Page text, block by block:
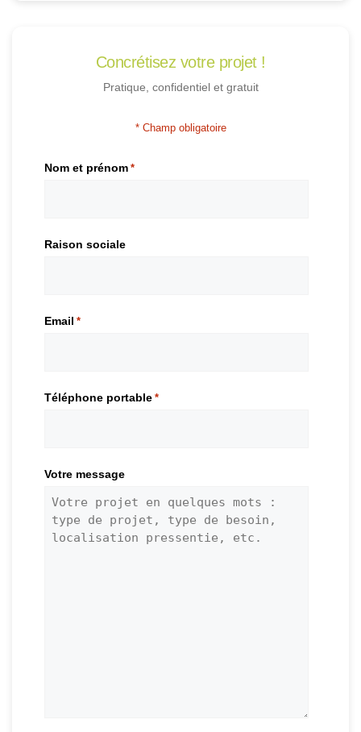
Concrétisez votre projet !
Pratique, confidentiel et gratuit
* Champ obligatoire
Nom et prénom *
Raison sociale
Email *
Téléphone portable *
Votre message